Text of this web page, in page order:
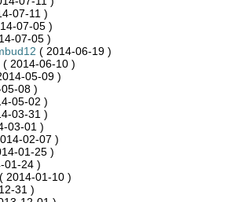
07-11 )
07-05 )
07-05 )
( 2014-06-19 )
( 2014-06-10 )
05-09 )
08 )
05-02 )
03-31 )
03-01 )
02-07 )
01-25 )
01-24 )
( 2014-01-10 )
31 )